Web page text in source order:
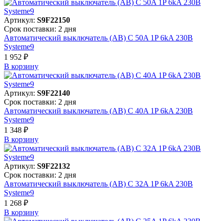
Артикул: S9F22150
Срок поставки: 2 дня
Автоматический выключатель (АВ) C 50A 1P 6kA 230В
Systeme9
1 952 ₽
В корзинy
Артикул: S9F22140
Срок поставки: 2 дня
Автоматический выключатель (АВ) C 40A 1P 6kA 230В
Systeme9
1 348 ₽
В корзинy
Артикул: S9F22132
Срок поставки: 2 дня
Автоматический выключатель (АВ) C 32A 1P 6kA 230В
Systeme9
1 268 ₽
В корзинy